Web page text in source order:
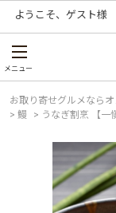
ようこそ、 ゲスト様
メニュー
お取り寄せグルメなら
> 鰻 > うなぎ割烹 【一